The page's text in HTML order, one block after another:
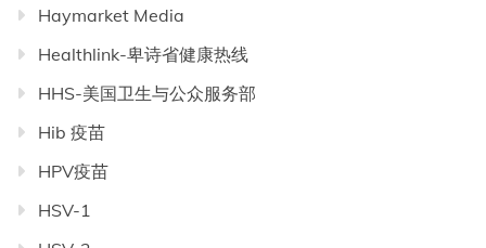
Haymarket Media
Healthlink-卑诗省健康热线
HHS-美国卫生与公众服务部
Hib 疫苗
HPV疫苗
HSV-1